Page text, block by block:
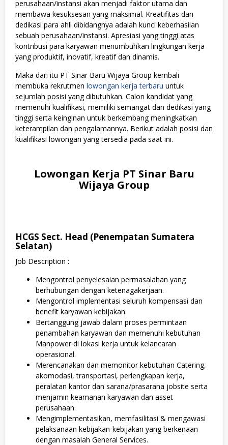
perusahaan/instansi akan menjadi faktor utama dan
membawa kesuksesan yang maksimal. Kreatifitas dan
dedikasi para ahli dibidangnya adalah kunci keberhasilan
sebuah perusahaan/instansi. Apresiasi yang tinggi atas
kontribusi para karyawan menumbuhkan lingkungan kerja
yang produktif, inovatif, kreatif dan dinamis.
Maka dari itu PT Sinar Baru Wijaya Group kembali
membuka rekrutmen lowongan kerja terbaru untuk
sejumlah posisi yang dibutuhkan. Calon kandidat yang
memenuhi kualifikasi, memiliki semangat dan dedikasi yang
tinggi serta keinginan untuk berkembang meningkatkan
keterampilan dan pengalamannya. Berikut adalah posisi dan
kualifikasi lowongan yang tersedia pada saat ini.
Lowongan Kerja PT Sinar Baru
Wijaya Group
HCGS Sect. Head (Penempatan Sumatera
Selatan)
Job Description :
Mengontrol penyelesaian permasalahan yang
berhubungan dengan ketenagakerjaan.
Mengontrol implementasi seluruh kompensasi dan
benefit karyawan kebijakan.
Bertanggung jawab dalam proses permintaan
penambahan karyawan dan memenuhi kebutuhan
Manpower di lokasi kerja untuk kelancaran
operasional.
Merencanakan dan memonitor kebutuhan Catering,
akomodasi, transportasi, perlengkapan kerja,
peralatan kantor dan sarana/prasarana jobsite serta
menjamin keamanan karyawan dan asset
perusahaan.
Mengimplementasikan, memfasilitasi & mengawasi
pelaksanaan kebijakan-kebijakan yang berkenaan
dengan masalah General Services.